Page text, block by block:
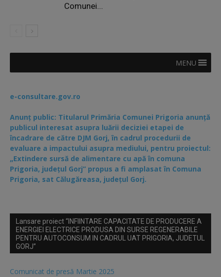
Comunei...
MENU
e-consultare.gov.ro
Anunț public: Titularul Primăria Comunei Prigoria anunță
publicul interesat asupra luării deciziei etapei de
încadrare de către DJM Gorj, în cadrul procedurii de
evaluare a impactului asupra mediului, pentru proiectul:
„Extindere sursă de alimentare cu apă în comuna
Prigoria, județul Gorj” propus a fi amplasat în Comuna
Prigoria, sat Călugăreasa, județul Gorj.
Lansare proiect “INFIINTARE CAPACITATE DE PRODUCERE A
ENERGIEI ELECTRICE PRODUSA DIN SURSE REGENERABILE
PENTRU AUTOCONSUM IN CADRUL UAT PRIGORIA, JUDETUL
GORJ”
Comunicat de presă Martie 2025